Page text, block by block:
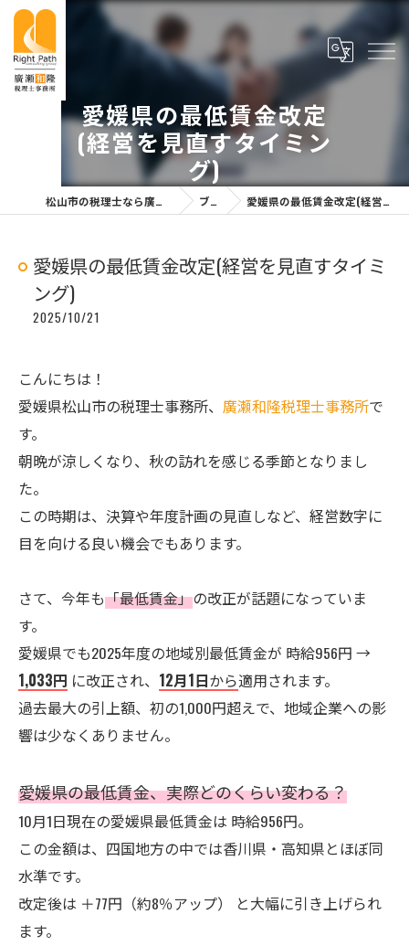
愛媛県の最低賃金改定
(経営を見直すタイミン
グ)
松山市の税理士なら廣瀬和隆税理士事務所 ブログ 愛媛県の最低賃金改定(経営を見直すタイミング)
愛媛県の最低賃金改定(経営を見直すタイミ
ング)
2025/10/21
こんにちは！
愛媛県松山市の税理士事務所、 廣瀬和隆税理士事務所で
す。
朝晩が涼しくなり、秋の訪れを感じる季節となりまし
た。
この時期は、決算や年度計画の見直しなど、経営数字に
目を向ける良い機会でもあります。
さて、今年も「最低賃金」の改正が話題になっていま
す。
愛媛県でも2025年度の地域別最低賃金が 時給956円 →
1,033円 に改正され、 12月1日から適用されます。
過去最大の引上額、初の1,000円超えで、地域企業への影
響は少なくありません。
愛媛県の最低賃金、実際どのくらい変わる？
10月1日現在の愛媛県最低賃金は 時給956円。
この金額は、四国地方の中では香川県・高知県とほぼ同
水準です。
改定後は ＋77円（約8％アップ） と大幅に引き上げられ
ます。